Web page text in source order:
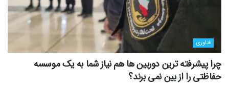
فناوری
چرا پیشرفته ترین دوربین ها هم نیاز شما به یک موسسه
حفاظتی را از بین نمی برند؟